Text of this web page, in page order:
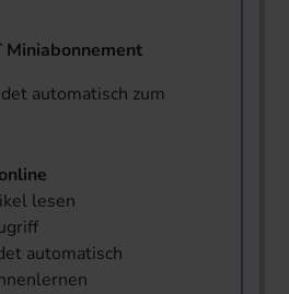
Miniabonnement
automatisch zum
lesen
automatisch